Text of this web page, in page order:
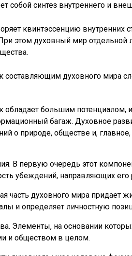
собой синтез внутреннего и
квинтэссенцию внутренних
этом духовный мир отдельной
к составляющим духовного мира
обладает большим потенциалом,
багаж. Духовное
о природе, обществе и,
В первую очередь этот
убеждений, направляющих его
часть духовного мира придает
и определяет личностную
Элементы, на основании
и обществом в целом.